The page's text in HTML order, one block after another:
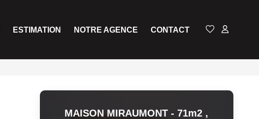
ESTIMATION NOTRE AGENCE CONTACT
MAISON MIRAUMONT - 71m2 ,